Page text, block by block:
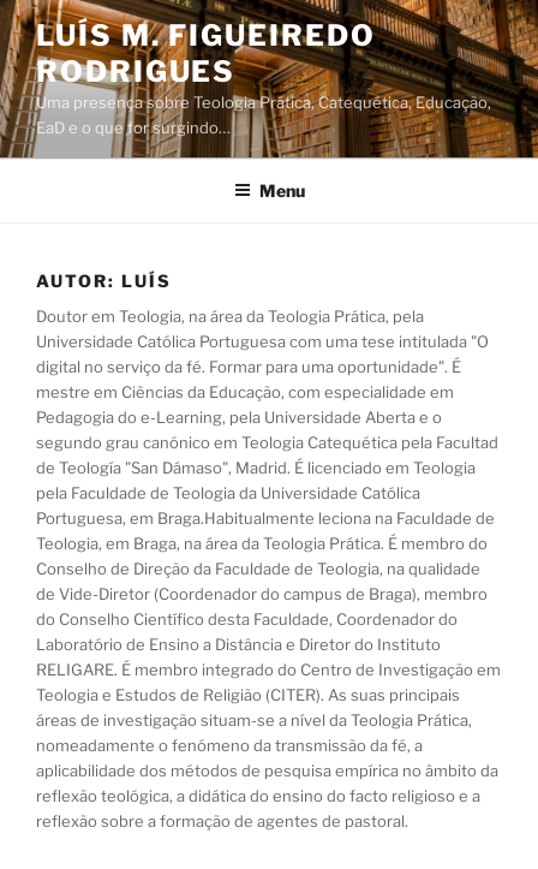
Saltar
para
o
conteúdo
LUÍS M. FIGUEIREDO
RODRIGUES
Uma presença sobre Teologia Prática, Catequética, Educação,
EaD e o que for surgindo…
Menu
AUTOR: LUÍS
Doutor em Teologia, na área da Teologia Prática, pela
Universidade Católica Portuguesa com uma tese intitulada "O
digital no serviço da fé. Formar para uma oportunidade". É
mestre em Ciências da Educação, com especialidade em
Pedagogia do e-Learning, pela Universidade Aberta e o
segundo grau canónico em Teologia Catequética pela Facultad
de Teología "San Dámaso", Madrid. É licenciado em Teologia
pela Faculdade de Teologia da Universidade Católica
Portuguesa, em Braga. ​Habitualmente leciona na Faculdade de
Teologia, em Braga, na área da Teologia Prática. É membro do
Conselho de Direção da Faculdade de Teologia, na qualidade
de Vide-Diretor (Coordenador do campus de Braga), membro
do Conselho Científico desta Faculdade, Coordenador do
Laboratório de Ensino a Distância e Diretor do Instituto
RELIGARE. É membro integrado do Centro de Investigação em
Teologia e Estudos de Religião (CITER). As suas principais
áreas de investigação situam-se a nível da Teologia Prática,
nomeadamente o fenómeno da transmissão da fé, a
aplicabilidade dos métodos de pesquisa empírica no âmbito da
reflexão teológica, a didática do ensino do facto religioso e a
reflexão sobre a formação de agentes de pastoral.